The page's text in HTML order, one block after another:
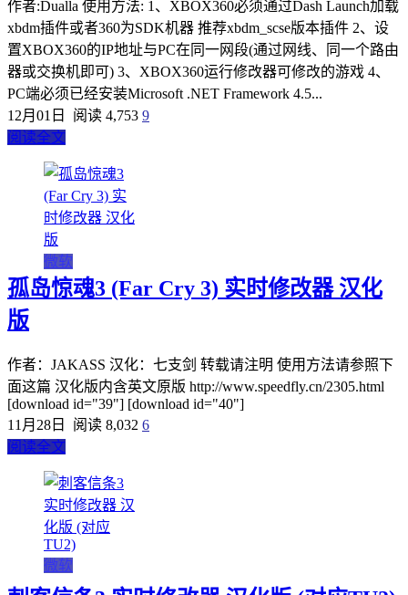
作者:Dualla 使用方法: 1、XBOX360必须通过Dash Launch加载
xbdm插件或者360为SDK机器 推荐xbdm_scse版本插件 2、设
置XBOX360的IP地址与PC在同一网段(通过网线、同一个路由
器或交换机即可) 3、XBOX360运行修改器可修改的游戏 4、
PC端必须已经安装Microsoft .NET Framework 4.5...
12月01日
阅读 4,753 9
阅读全文
微软
孤岛惊魂3 (Far Cry 3) 实时修改器 汉化
版
作者：JAKASS 汉化：七支剑 转载请注明 使用方法请参照下
面这篇 汉化版内含英文原版 http://www.speedfly.cn/2305.html
[download id="39"] [download id="40"]
11月28日
阅读 8,032 6
阅读全文
微软